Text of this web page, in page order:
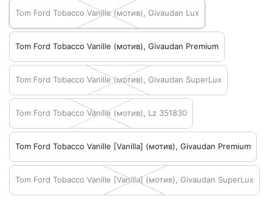
Tom Ford Tobacco Vanille (мотив), Givaudan Lux
Tom Ford Tobacco Vanille (мотив), Givaudan Premium
Tom Ford Tobacco Vanille (мотив), Givaudan SuperLux
Tom Ford Tobacco Vanille (мотив), Lz 351830
Tom Ford Tobacco Vanille [Vanilla] (мотив), Givaudan Premium
Tom Ford Tobacco Vanille [Vanilla] (мотив), Givaudan SuperLux